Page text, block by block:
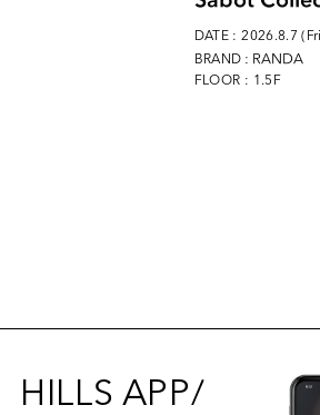
DATE : 2026.8.7
BRAND : RANDA
FLOOR : 1.5F
HILLS APP/